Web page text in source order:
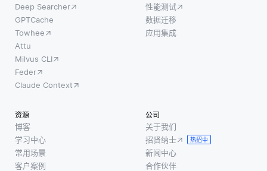
Deep Searcher
GPTCache
Towhee
Attu
Milvus CLI
Feder
Claude Context
性能测试
数据迁移
应用集成
资源
博客
学习中心
常用场景
客户案例
公司
关于我们
招贤纳士
热招中
新闻中心
合作伙伴